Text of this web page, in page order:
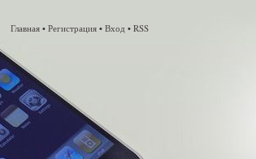
Главная • Регистрация • Вход • RSS